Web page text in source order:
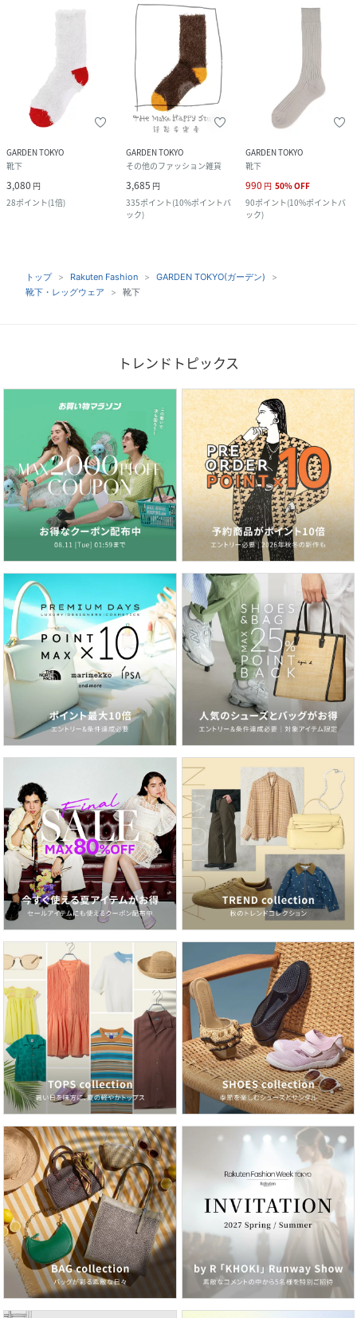
GARDEN TOKYO
靴下
3,080 円
28ポイント(1倍)
GARDEN TOKYO
その他のファッション雑貨
3,685 円
335ポイント(10%ポイントバ
ック)
GARDEN TOKYO
靴下
990 円 50%OFF
90ポイント(10%ポイントバ
ック)
トップ Rakuten Fashion
GARDEN TOKYO(ガーデン)
靴下・レッグウェア
靴下
トレンドトピックス